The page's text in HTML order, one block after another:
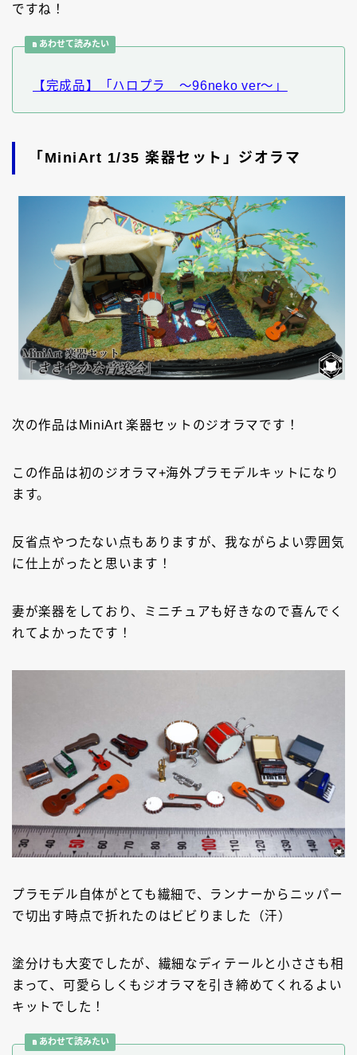
ですね！
あわせて読みたい
【完成品】「ハロプラ ～96neko ver～」
「MiniArt 1/35 楽器セット」ジオラマ
次の作品はMiniArt 楽器セットのジオラマです！
この作品は初のジオラマ+海外プラモデルキットになり
ます。
反省点やつたない点もありますが、我ながらよい雰囲気
に仕上がったと思います！
妻が楽器をしており、ミニチュアも好きなので喜んでく
れてよかったです！
プラモデル自体がとても繊細で、ランナーからニッパー
で切出す時点で折れたのはビビりました（汗）
塗分けも大変でしたが、繊細なディテールと小ささも相
まって、可愛らしくもジオラマを引き締めてくれるよい
キットでした！
あわせて読みたい